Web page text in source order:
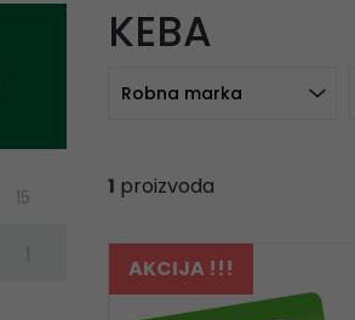
15
1
KEBA
Robna marka
1 proizvoda
AKCIJA !!!